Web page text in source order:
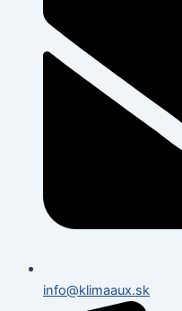
info@klimaaux.sk